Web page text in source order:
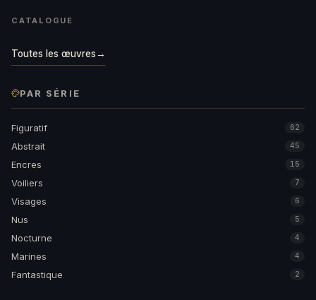
CATALOGUE
Toutes les œuvres→
PAR SÉRIE
Figuratif 62
Abstrait 45
Encres 15
Voiliers 7
Visages 6
Nus 5
Nocturne 4
Marines 4
Fantastique 2